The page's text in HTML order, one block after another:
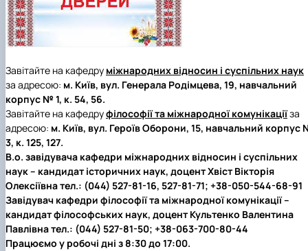
Завітайте на кафедру міжнародних відносин і суспільних наук
за адресою: м. Київ, вул. Генерала Родімцева, 19, навчальний
корпус № 1, к. 54, 56.
Завітайте на кафедруфілософії та міжнародної комунікаціїза
адресою: м. Київ, вул. Героїв Оборони, 15, навчальний корпус
3, к. 125, 127.
В.о. завідувача кафедри міжнародних відносин і суспільних
наук– кандидат історичних наук, доцент Хвіст Вікторія
Олексіївнател.: (044) 527-81-16, 527-81-71; +38-050-544-68-91
Завідувач кафедри філософії та міжнародної комунікації –
кандидат філософських наук, доцент Культенко Валентина
Павлівнател.: (044) 527-81-50; +38-063-700-80-44
Працюємо у робочі дні з 8:30 до 17:00.